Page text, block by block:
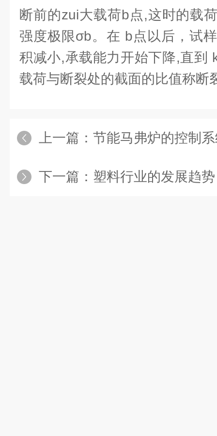
断前的zui大载荷b点,这时的载
强度极限σb。在 b点以后，试
积减小,承载能力开始下降,直到
载荷与断裂处的截面的比值称断
上一篇： 节能马弗炉的控制
下一篇： 塑料行业的发展趋势